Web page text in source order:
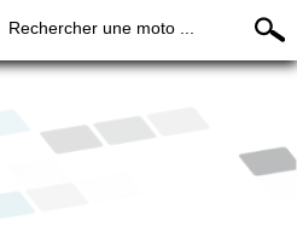
Rechercher une moto ...